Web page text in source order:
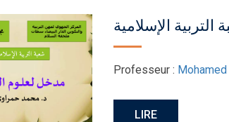
الإسلامية
Professeur :
LIRE